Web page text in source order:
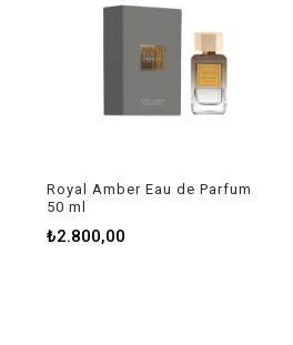
Royal Amber Eau de Parfum
50 ml
₺2.800,00